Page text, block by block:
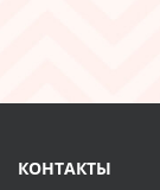
КОНТАКТЫ